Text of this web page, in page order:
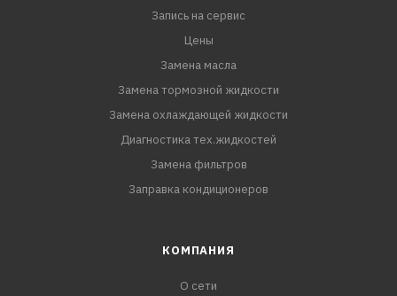
Запись на сервис
Цены
Замена масла
Замена тормозной жидкости
Замена охлаждающей жидкости
Диагностика тех.жидкостей
Замена фильтров
Заправка кондиционеров
КОМПАНИЯ
О сети